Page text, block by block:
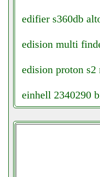
edifier s360db
edision multi
edision proton
einhell 2340290
einhell 4513890